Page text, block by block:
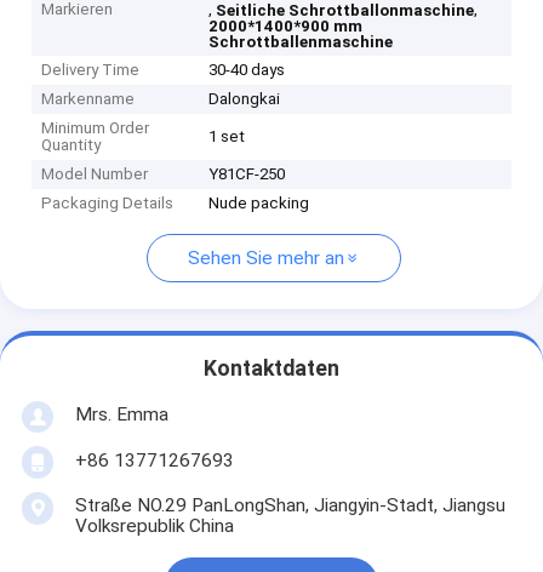
Markieren
, Seitliche Schrottballonmaschine,
2000*1400*900 mm
Schrottballenmaschine
Delivery Time
30-40 days
Markenname
Dalongkai
Minimum Order
Quantity
1 set
Model Number
Y81CF-250
Packaging Details
Nude packing
Sehen Sie mehr an
Kontaktdaten
Mrs. Emma
+86 13771267693
Straße NO.29 PanLongShan, Jiangyin-Stadt, Jiangsu
Volksrepublik China